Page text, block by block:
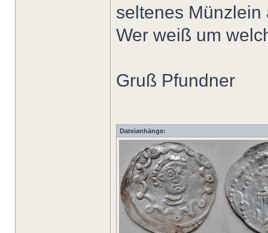
seltenes Münzlein
Wer weiß um
Gruß Pfundner
Dateianhänge: